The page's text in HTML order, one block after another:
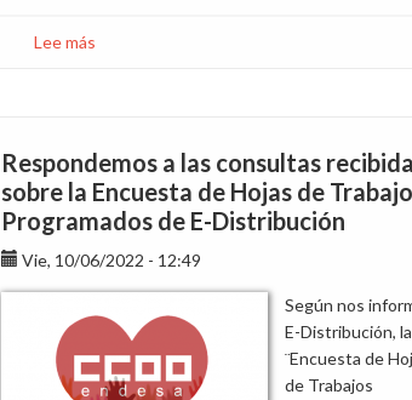
Lee más
de
la
propuesta
de
gestión
Centros
de
Control
Respondemos a las consultas
sobre la Encuesta de Hojas de
Programados de E-Distribución
Vie, 10/06/2022 - 12:49
Según nos
E-Distribución, la
¨Encuesta de
de Trabajos